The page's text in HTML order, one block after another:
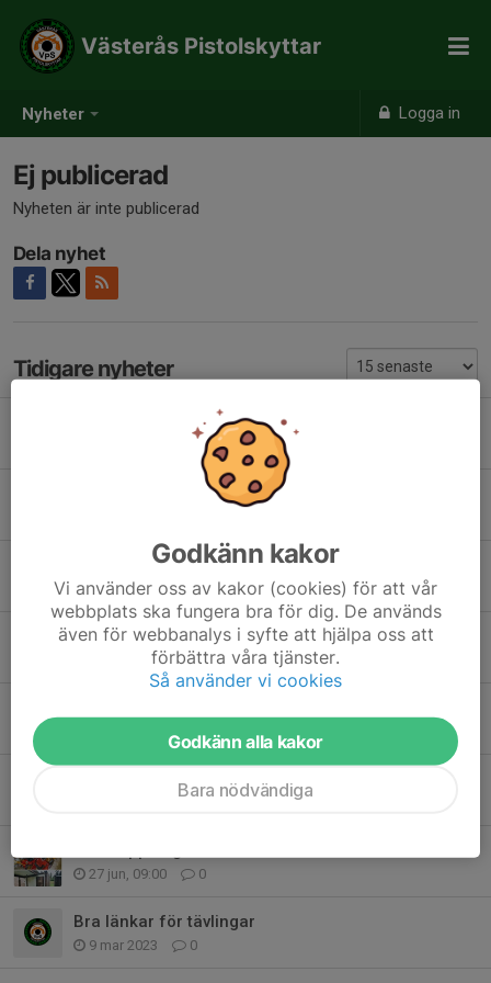
Nyheter Logga in
Västerås Pistolskyttar
Ej publicerad
Nyheten är inte publicerad
Dela nyhet
Tidigare nyheter
Revolversnabben och Pistolsnabben 9/8
ÖSM Precision
Igår, 08:33 0
Kretsfält
7 aug, 21:29 0
1
27 jun, 09:00 0
Bra länkar för tävlingar
9 mar 2023 0
Godkänn kakor
Vi använder oss av kakor (cookies) för att vår
webbplats ska fungera bra för dig. De används
även för webbanalys i syfte att hjälpa oss att
förbättra våra tjänster.
Så använder vi cookies
Godkänn alla kakor
Bara nödvändiga